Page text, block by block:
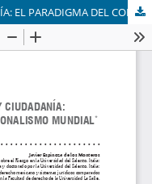
DERECHOS, SOBERANÍA Y CIUDADANÍA: EL PARADIGMA DEL CONSTITUCIONALISMO MUNDIAL